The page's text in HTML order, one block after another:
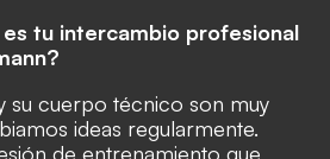
tu intercambio profesional
su cuerpo técnico son muy
ideas regularmente.
de entrenamiento que